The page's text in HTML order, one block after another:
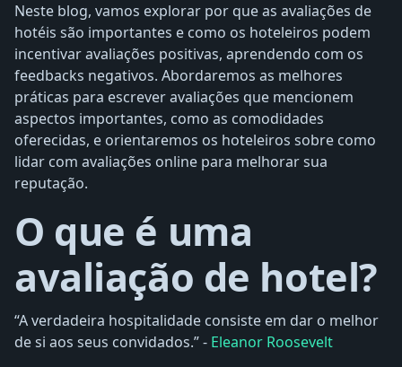
Neste blog, vamos explorar por que as avaliações de
hotéis são importantes e como os hoteleiros podem
incentivar avaliações positivas, aprendendo com os
feedbacks negativos. Abordaremos as melhores
práticas para escrever avaliações que mencionem
aspectos importantes, como as comodidades
oferecidas, e orientaremos os hoteleiros sobre como
lidar com avaliações online para melhorar sua
reputação.
O que é uma
avaliação de hotel?
“A verdadeira hospitalidade consiste em dar o melhor
de si aos seus convidados.” - Eleanor Roosevelt